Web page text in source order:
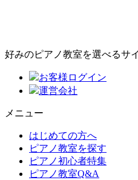
好みのピアノ教室を選べるサ
お客様ログイン
運営会社
メニュー
はじめての方へ
ピアノ教室を探す
ピアノ初心者特集
ピアノ教室Q&A